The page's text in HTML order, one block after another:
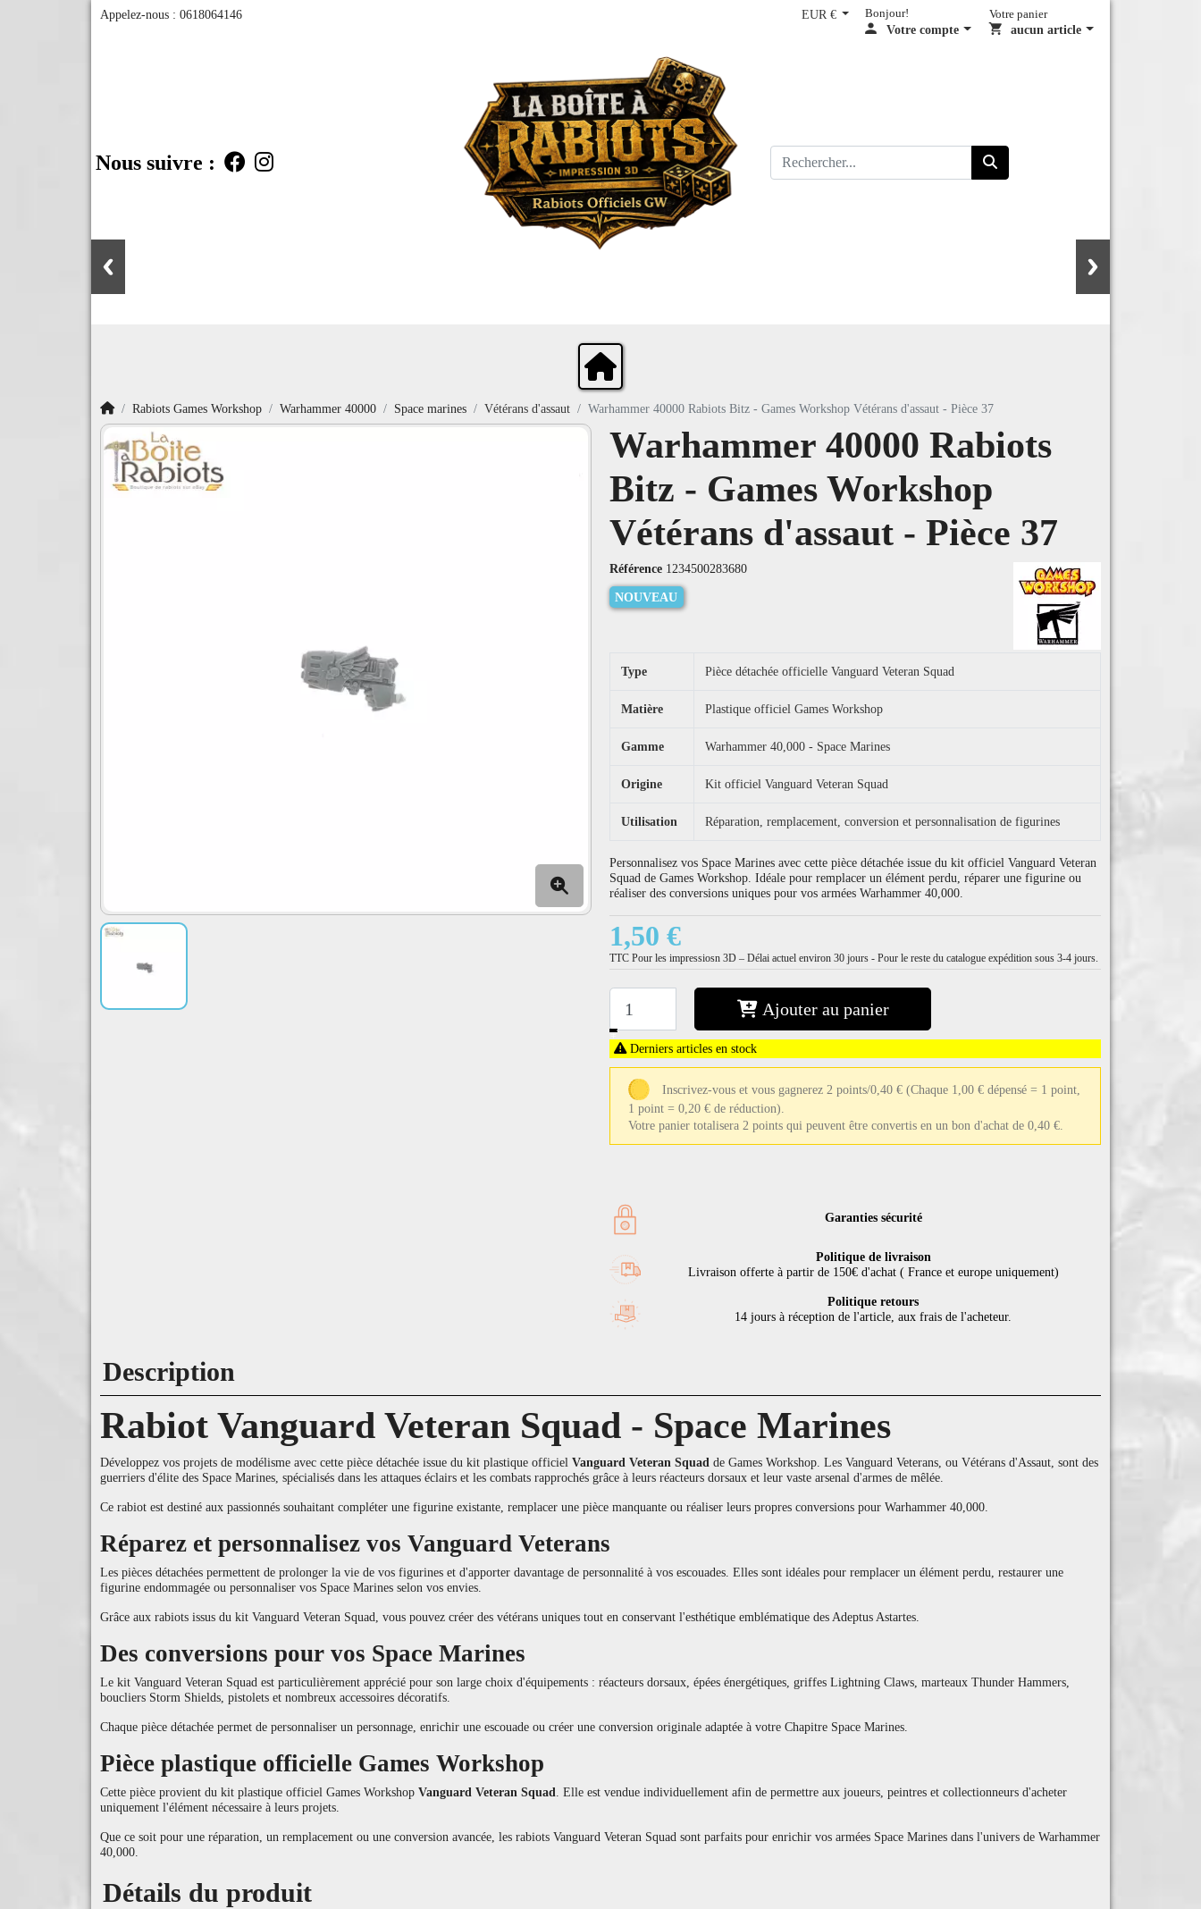
Appelez-nous : 0618064146 EUR € Bonjour!
Votre compte
Votre panier
aucun article
Nous suivre :
AccueilRabiots Games Workshop Warhammer 40000 Space marines Vétérans d'assaut Warhammer 40000 Rabiots Bitz - Games Workshop Vétérans d'assaut - Pièce 37
Warhammer 40000 Rabiots
Bitz - Games Workshop
Vétérans d'assaut - Pièce 37
Référence 1234500283680
NOUVEAU
Type Pièce détachée officielle Vanguard Veteran Squad
Matière Plastique officiel Games Workshop
Gamme Warhammer 40,000 - Space Marines
Origine Kit officiel Vanguard Veteran Squad
Utilisation Réparation, remplacement, conversion et personnalisation de figurines
Personnalisez vos Space Marines avec cette pièce détachée issue du kit officiel Vanguard Veteran
Squad de Games Workshop. Idéale pour remplacer un élément perdu, réparer une figurine ou
réaliser des conversions uniques pour vos armées Warhammer 40,000.
1,50 €
TTC Pour les impressiosn 3D – Délai actuel environ 30 jours - Pour le reste du catalogue expédition sous 3-4 jours.
+
−
Ajouter au panier
Derniers articles en stock
Inscrivez-vous et vous gagnerez 2 points/0,40 € (Chaque 1,00 € dépensé = 1 point,
1 point = 0,20 € de réduction).
Votre panier totalisera 2 points qui peuvent être convertis en un bon d'achat de 0,40 €.
Garanties sécurité
Politique de livraison
Livraison offerte à partir de 150€ d'achat ( France et europe uniquement)
Politique retours
14 jours à réception de l'article, aux frais de l'acheteur.
Description
Rabiot Vanguard Veteran Squad - Space Marines
Développez vos projets de modélisme avec cette pièce détachée issue du kit plastique officiel Vanguard Veteran Squad de Games Workshop. Les Vanguard Veterans, ou Vétérans d'Assaut, sont des
guerriers d'élite des Space Marines, spécialisés dans les attaques éclairs et les combats rapprochés grâce à leurs réacteurs dorsaux et leur vaste arsenal d'armes de mêlée.
Ce rabiot est destiné aux passionnés souhaitant compléter une figurine existante, remplacer une pièce manquante ou réaliser leurs propres conversions pour Warhammer 40,000.
Réparez et personnalisez vos Vanguard Veterans
Les pièces détachées permettent de prolonger la vie de vos figurines et d'apporter davantage de personnalité à vos escouades. Elles sont idéales pour remplacer un élément perdu, restaurer une
figurine endommagée ou personnaliser vos Space Marines selon vos envies.
Grâce aux rabiots issus du kit Vanguard Veteran Squad, vous pouvez créer des vétérans uniques tout en conservant l'esthétique emblématique des Adeptus Astartes.
Des conversions pour vos Space Marines
Le kit Vanguard Veteran Squad est particulièrement apprécié pour son large choix d'équipements : réacteurs dorsaux, épées énergétiques, griffes Lightning Claws, marteaux Thunder Hammers,
boucliers Storm Shields, pistolets et nombreux accessoires décoratifs.
Chaque pièce détachée permet de personnaliser un personnage, enrichir une escouade ou créer une conversion originale adaptée à votre Chapitre Space Marines.
Pièce plastique officielle Games Workshop
Cette pièce provient du kit plastique officiel Games Workshop Vanguard Veteran Squad . Elle est vendue individuellement afin de permettre aux joueurs, peintres et collectionneurs d'acheter
uniquement l'élément nécessaire à leurs projets.
Que ce soit pour une réparation, un remplacement ou une conversion avancée, les rabiots Vanguard Veteran Squad sont parfaits pour enrichir vos armées Space Marines dans l'univers de Warhammer
40,000.
Détails du produit